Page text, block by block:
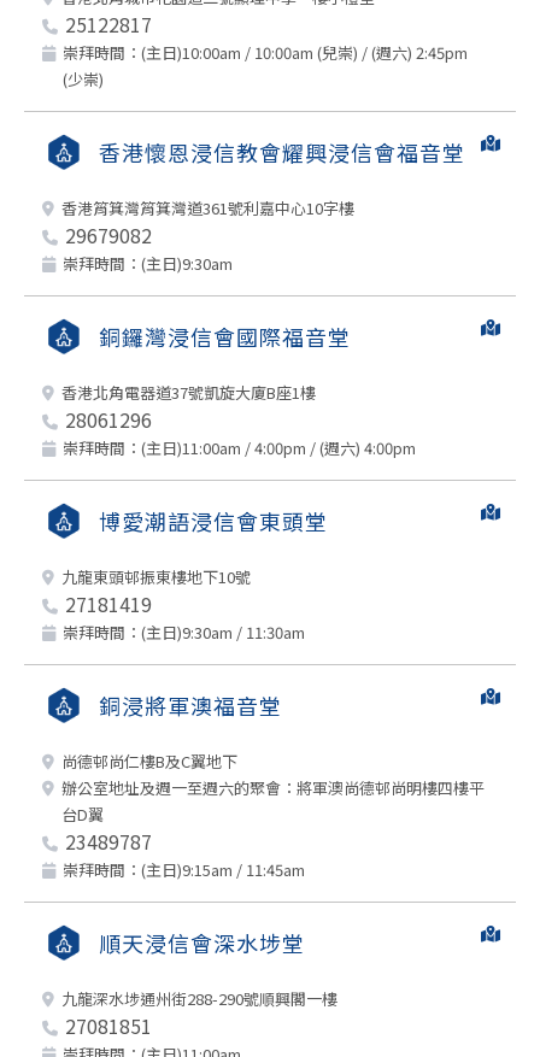
25122817
崇拜時間：(主日)10:00am / 10:00am (兒崇) / (週六) 2:45pm
(少崇)
香港懷恩浸信教會耀興浸信會福音堂
香港筲箕灣筲箕灣道361號利嘉中心10字樓
29679082
崇拜時間：(主日)9:30am
銅鑼灣浸信會國際福音堂
香港北角電器道37號凱旋大廈B座1樓
28061296
崇拜時間：(主日)11:00am / 4:00pm / (週六) 4:00pm
博愛潮語浸信會東頭堂
九龍東頭邨振東樓地下10號
27181419
崇拜時間：(主日)9:30am / 11:30am
銅浸將軍澳福音堂
尚德邨尚仁樓B及C翼地下
辦公室地址及週一至週六的聚會：將軍澳尚德邨尚明樓四樓平
台D翼
23489787
崇拜時間：(主日)9:15am / 11:45am
順天浸信會深水埗堂
九龍深水埗通州街288-290號順興閣一樓
27081851